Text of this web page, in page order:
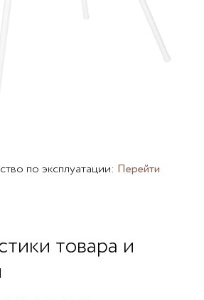
по эксплуатации: Перейти
товара и